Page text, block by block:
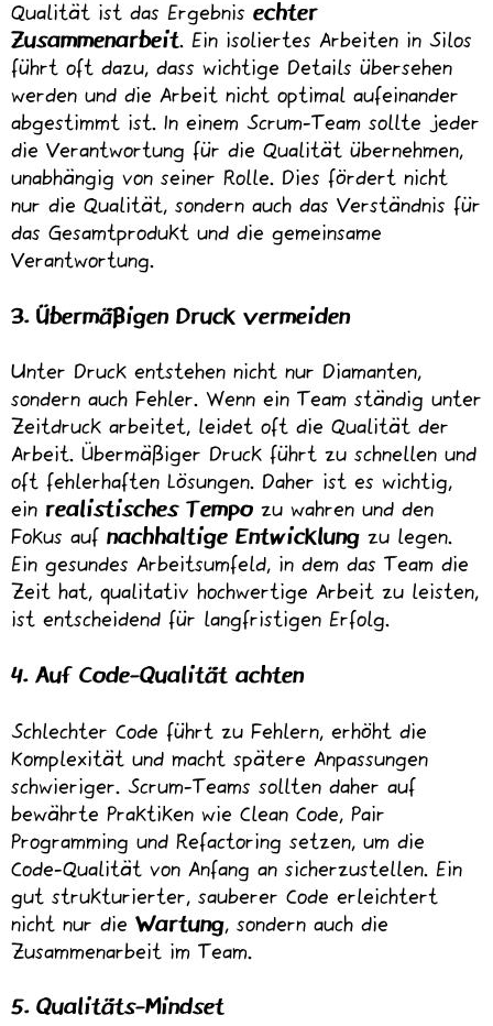
Qualität ist das Ergebnis echter
Zusammenarbeit. Ein isoliertes Arbeiten in Silos
führt oft dazu, dass wichtige Details übersehen
werden und die Arbeit nicht optimal aufeinander
abgestimmt ist. In einem Scrum-Team sollte jeder
die Verantwortung für die Qualität übernehmen,
unabhängig von seiner Rolle. Dies fördert nicht
nur die Qualität, sondern auch das Verständnis für
das Gesamtprodukt und die gemeinsame
Verantwortung.
3. Übermäßigen Druck vermeiden
Unter Druck entstehen nicht nur Diamanten,
sondern auch Fehler. Wenn ein Team ständig unter
Zeitdruck arbeitet, leidet oft die Qualität der
Arbeit. Übermäßiger Druck führt zu schnellen und
oft fehlerhaften Lösungen. Daher ist es wichtig,
ein realistisches Tempo zu wahren und den
Fokus auf nachhaltige Entwicklung zu legen.
Ein gesundes Arbeitsumfeld, in dem das Team die
Zeit hat, qualitativ hochwertige Arbeit zu leisten,
ist entscheidend für langfristigen Erfolg.
4. Auf Code-Qualität achten
Schlechter Code führt zu Fehlern, erhöht die
Komplexität und macht spätere Anpassungen
schwieriger. Scrum-Teams sollten daher auf
bewährte Praktiken wie Clean Code, Pair
Programming und Refactoring setzen, um die
Code-Qualität von Anfang an sicherzustellen. Ein
gut strukturierter, sauberer Code erleichtert
nicht nur die Wartung, sondern auch die
Zusammenarbeit im Team.
5. Qualitäts-Mindset